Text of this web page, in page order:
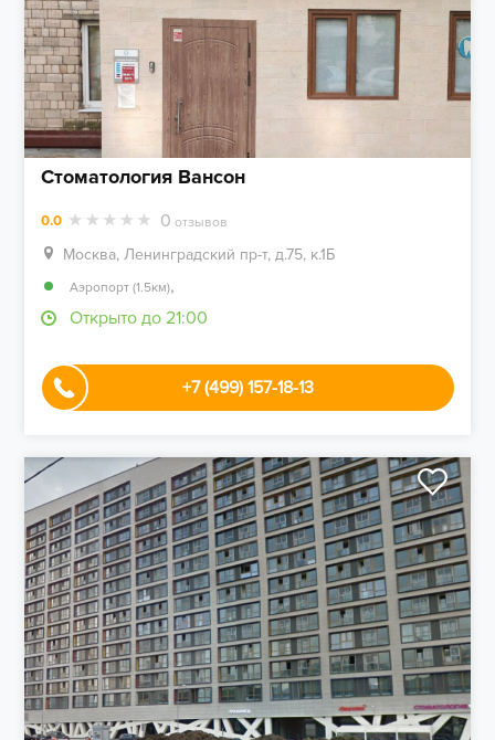
Стоматология Вансон
0.0 0 отзывов
Москва, Ленинградский пр-т, д.75, к.1Б
Аэропорт (1.5км),
Открыто до 21:00
+7 (499) 157-18-13